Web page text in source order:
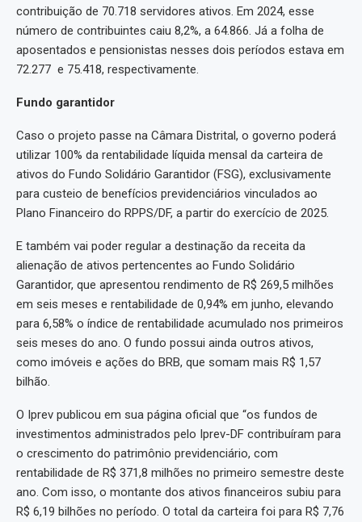
contribuição de 70.718 servidores ativos. Em 2024, esse
número de contribuintes caiu 8,2%, a 64.866. Já a folha de
aposentados e pensionistas nesses dois períodos estava em
72.277 e 75.418, respectivamente.
Fundo garantidor
Caso o projeto passe na Câmara Distrital, o governo poderá
utilizar 100% da rentabilidade líquida mensal da carteira de
ativos do Fundo Solidário Garantidor (FSG), exclusivamente
para custeio de benefícios previdenciários vinculados ao
Plano Financeiro do RPPS/DF, a partir do exercício de 2025.
E também vai poder regular a destinação da receita da
alienação de ativos pertencentes ao Fundo Solidário
Garantidor, que apresentou rendimento de R$ 269,5 milhões
em seis meses e rentabilidade de 0,94% em junho, elevando
para 6,58% o índice de rentabilidade acumulado nos primeiros
seis meses do ano. O fundo possui ainda outros ativos,
como imóveis e ações do BRB, que somam mais R$ 1,57
bilhão.
O Iprev publicou em sua página oficial que “os fundos de
investimentos administrados pelo Iprev-DF contribuíram para
o crescimento do patrimônio previdenciário, com
rentabilidade de R$ 371,8 milhões no primeiro semestre deste
ano. Com isso, o montante dos ativos financeiros subiu para
R$ 6,19 bilhões no período. O total da carteira foi para R$ 7,76